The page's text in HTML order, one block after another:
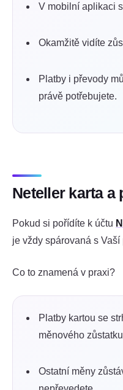
V mobilní aplikaci
Okamžitě vidíte
Platby i převody
právě potřebujete.
Neteller karta a
Pokud si pořídíte k účtu
je vždy spárovaná s Vaší
Co to znamená v praxi?
Platby kartou se
měnového
Ostatní měny